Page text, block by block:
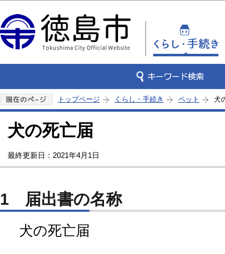
トップページ くらし・手続き ペット 犬
犬の死亡届
最終更新日：2021年4月1日
1 届出書の名称
犬の死亡届